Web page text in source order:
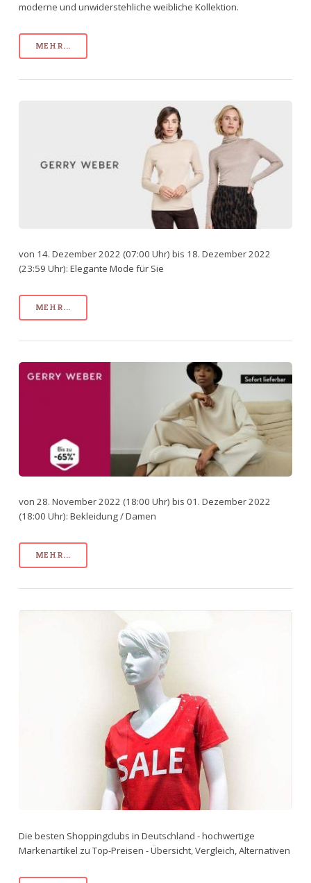
moderne und unwiderstehliche weibliche Kollektion.
MEHR...
von 14. Dezember 2022 (07:00 Uhr) bis 18. Dezember 2022
(23:59 Uhr): Elegante Mode für Sie
MEHR...
von 28. November 2022 (18:00 Uhr) bis 01. Dezember 2022
(18:00 Uhr): Bekleidung / Damen
MEHR...
Die besten Shoppingclubs in Deutschland - hochwertige
Markenartikel zu Top-Preisen - Übersicht, Vergleich, Alternativen